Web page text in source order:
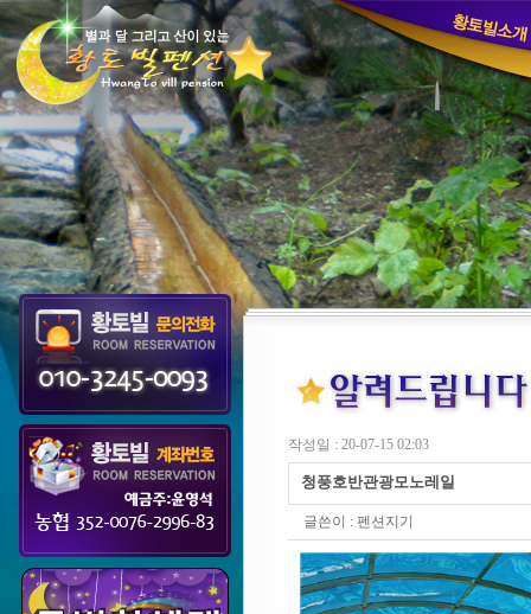
작성일 : 20-07-15 02:03
청풍호반관광모노레일
글쓴이 : 펜션지기